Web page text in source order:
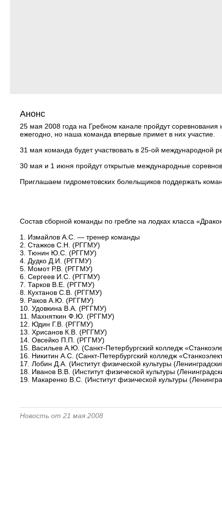
Анонс
25 мая 2008 года на Гребном канале пройдут
ежегодно, но наша команда впервые примет в них участие.
31 мая команда будет участвовать в 25-ой международной
30 мая и 1 июня пройдут открытые международные
Приглашаем гидрометовских болельщиков поддержать
Состав сборной команды по гребле на лодках класса
1. Измайлов А.С. — тренер команды
2. Стажков С.Н. (РГГМУ)
3. Тюнин Ю.С. (РГГМУ)
4. Дудко Д.И. (РГГМУ)
5. Момот Р.В. (РГГМУ)
6. Сергеев И.С. (РГГМУ)
7. Тарков В.Е. (РГГМУ)
8. Кухтанов С.В. (РГГМУ)
9. Раков А.Ю. (РГГМУ)
10. Удовкина В.А. (РГГМУ)
11. Махняткин Ф.Ю. (РГГМУ)
12. Юдин Г.В. (РГГМУ)
13. Хрисанов К.В. (РГГМУ)
14. Овсейко П.П. (РГГМУ)
15. Васильев А.Ю. (Санкт-Петербургский колледж
16. Никитин А.С. (Санкт-Петербургский колледж
17. Лобин Д.А. (Институт физической культуры
18. Иванов В.В. (Институт физической культуры
19. Макаренко В.С. (Институт физической культуры
Новость от 21 мая 2008